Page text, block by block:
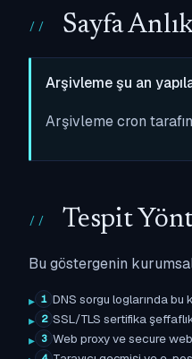
Sayfa
Arşivleme şu an
Arşivleme cron
Tespit
Bu göstergenin
1 DNS sorgu loglarında
2 SSL/TLS sertifika
3 Web proxy ve secure